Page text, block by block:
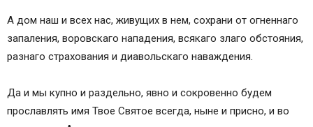
Чудотворная молитва о семье
Молитва о семье Пресвятой Богородице
Молитвы о семье
Great Picture
Все самое интересное в мире
А дом наш и всех нас, живущих в нем, сохрани от огненнаго
запаления, воровскаго нападения, всякаго злаго обстояния,
разнаго страхования и диавольскаго наваждения.
Да и мы купно и раздельно, явно и сокровенно будем
прославлять имя Твое Святое всегда, ныне и присно, и во